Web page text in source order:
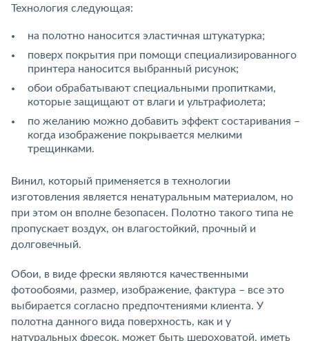
Технология следующая:
на полотно наносится эластичная штукатурка;
поверх покрытия при помощи специализированного
принтера наносится выбранный рисунок;
обои обрабатывают специальными пропитками,
которые защищают от влаги и ультрафиолета;
по желанию можно добавить эффект состаривания –
когда изображение покрывается мелкими
трещинками.
Винил, который применяется в технологии
изготовления является ненатуральным материалом, но
при этом он вполне безопасен. Полотно такого типа не
пропускает воздух, он влагостойкий, прочный и
долговечный.
Обои, в виде фрески являются качественными
фотообоями, размер, изображение, фактура – все это
выбирается согласно предпочтениями клиента. У
полотна данного вида поверхность, как и у
натуральных фресок, может быть шероховатой, иметь